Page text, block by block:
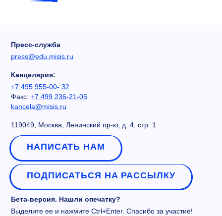
Пресс-служба
press@edu.misis.ru
Канцелярия:
+7 495 955-00- 32
Факс: +7 499 236-21-05
kancela@misis.ru
119049, Москва, Ленинский пр-кт, д. 4, стр. 1
НАПИСАТЬ НАМ
ПОДПИСАТЬСЯ НА РАССЫЛКУ
Бета-версия. Нашли опечатку?
Выделите ее и нажмите Ctrl+Enter. Спасибо за участие!